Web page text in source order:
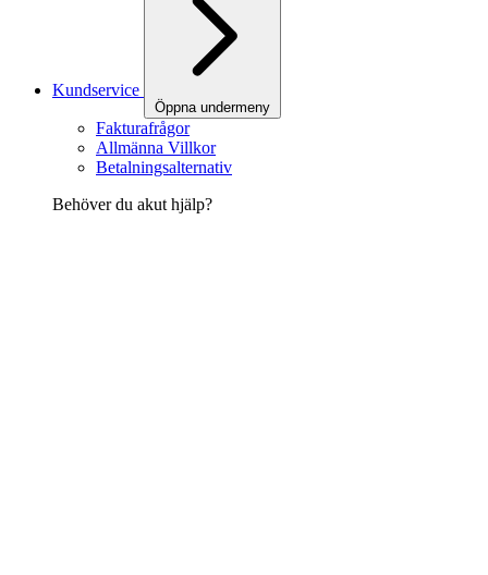
Kundservice
Öppna undermeny
Fakturafrågor
Allmänna Villkor
Betalningsalternativ
Behöver du akut hjälp?